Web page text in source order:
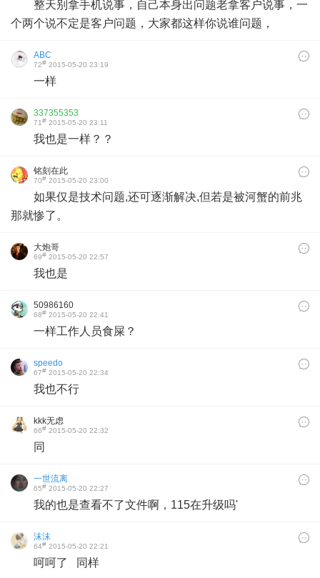
整天别拿手机说事，自己本身出问题老拿客户说事，一
个两个说不定是客户问题，大家都这样你说谁问题，
ABC
72# 2015-05-20 23:19
一样
337355353
71# 2015-05-20 23:11
我也是一样？？
铭刻在此
70# 2015-05-20 23:00
如果仅是技术问题,还可逐渐解决,但若是被河蟹的前兆
那就惨了。
大炮哥
69# 2015-05-20 22:57
我也是
50986160
68# 2015-05-20 22:41
一样工作人员食屎？
speedo
67# 2015-05-20 22:34
我也不行
kkk无虑
66# 2015-05-20 22:32
同
一世流离
65# 2015-05-20 22:27
我的也是查看不了文件啊，115在升级吗'
沫沫
64# 2015-05-20 22:21
呵呵了 同样